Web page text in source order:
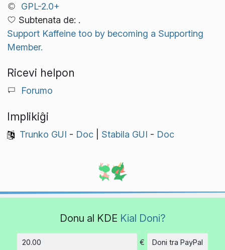
GPL-2.0+
Subtenata de: .
Support Kaffeine too by becoming a Supporting
Member.
Ricevi helpon
Forumo
Implikiĝi
Trunko GUI - Doc| Stabila GUI - Doc
Donu al KDE Kial Doni?
€ Doni tra PayPal